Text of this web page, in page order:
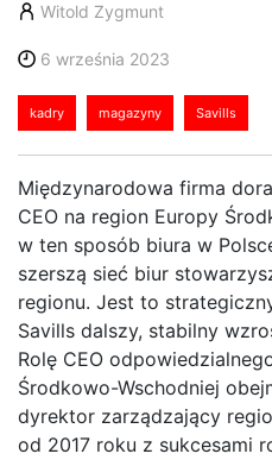
Witold Zygmunt
6 września 2023
kadry magazyny Savills
Międzynarodowa firma
CEO na region Europy
w ten sposób biura w
szerszą sieć biur
regionu. Jest to
Savills dalszy, stabilny
Rolę CEO
Środkowo-Wschodniej
dyrektor zarządzający
od 2017 roku z sukcesami